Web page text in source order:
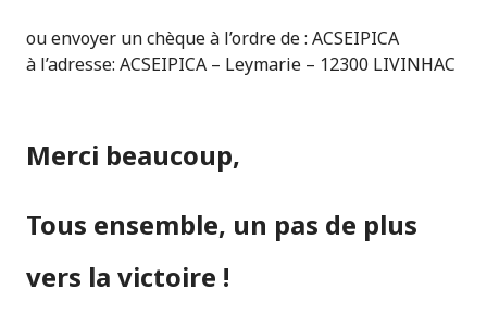
ou envoyer un chèque à l’ordre de : ACSEIPICA
à l’adresse: ACSEIPICA – Leymarie – 12300 LIVINHAC
Merci beaucoup,
Tous ensemble, un pas de plus
vers la victoire !